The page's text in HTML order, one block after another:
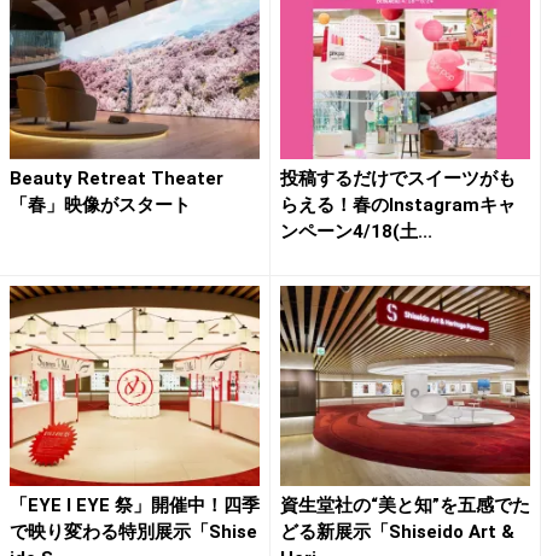
Beauty Retreat Theater
「春」映像がスタート
投稿するだけでスイーツがも
らえる！春のInstagramキャ
ンペーン4/18(土...
「EYE I EYE 祭」開催中！四季
で映り変わる特別展示「Shise
資生堂社の“美と知”を五感でた
どる新展示「Shiseido Art &